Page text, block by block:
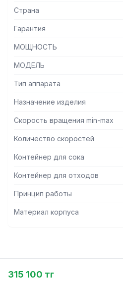
Страна
Гарантия
МОЩНОСТЬ
МОДЕЛЬ
Тип аппарата
Назначение изделия
Скорость вращения min-max
Количество скоростей
Контейнер для сока
Контейнер для отходов
Принцип работы
Материал корпуса
315 100 тг